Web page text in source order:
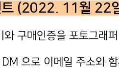
트 (2022. 11월 22
와 구매인증을 포토그래
으로 이메일 주소와